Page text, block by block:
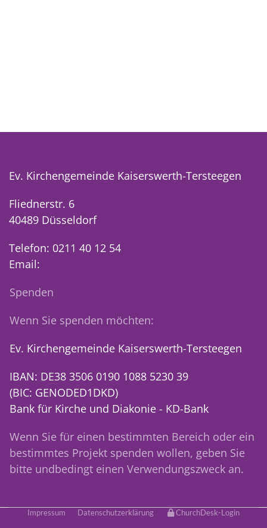
Ev. Kirchengemeinde Kaiserswerth-Tersteegen
Fliednerstr. 6
40489 Düsseldorf
Telefon: 0211 40 12 54
Email:
Spenden
Wenn Sie spenden möchten:
Ev. Kirchengemeinde Kaiserswerth-Tersteegen
IBAN: DE38 3506 0190 1088 5230 39
(BIC: GENODED1DKD)
Bank für Kirche und Diakonie - KD-Bank
Wenn Sie für einen bestimmten Bereich oder ein
bestimmtes Projekt spenden wollen, geben Sie
bitte undbedingt einen Verwendungszweck an.
Impressum Datenschutzerklärung ChurchDesk-Login